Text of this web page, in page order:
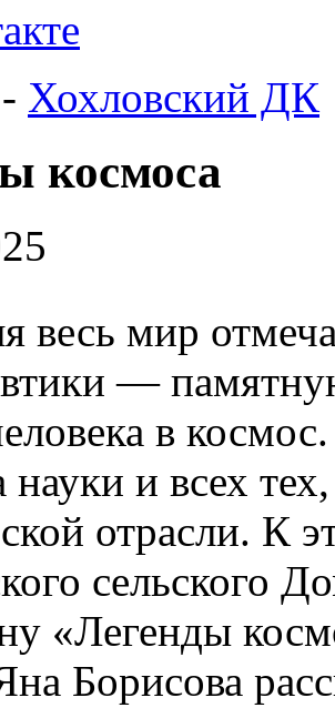
- Хохловский ДК
космоса
весь мир
—
в
и всех
отрасли. К
сельского
«Легенды
Борисова